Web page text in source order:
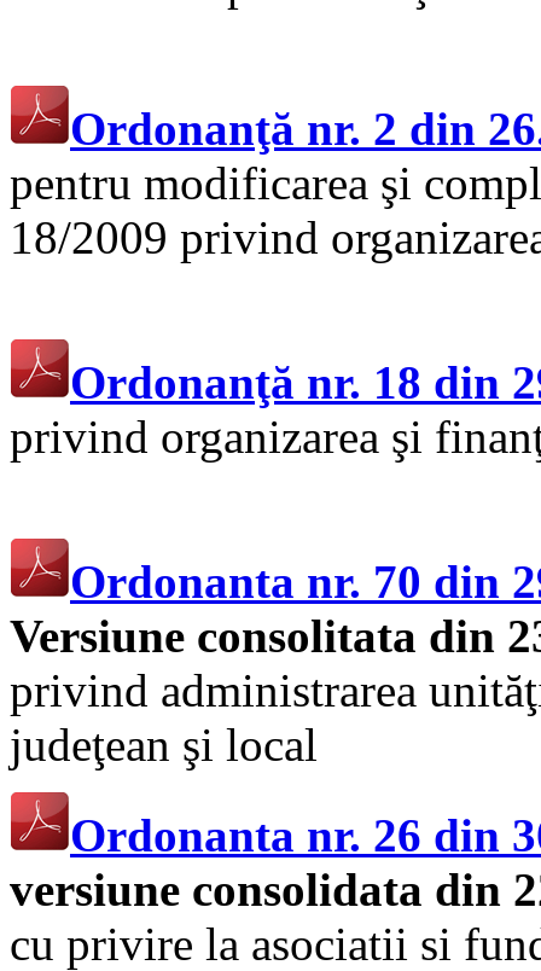
Ordonanţă nr. 2 din
pentru modificarea şi
18/2009 privind
Ordonanţă nr. 18 din
privind organizarea şi
Ordonanta nr. 70 din
Versiune consolitata din
privind administrarea
judeţean şi local
Ordonanta nr. 26 din
versiune consolidata din
cu privire la asociatii si